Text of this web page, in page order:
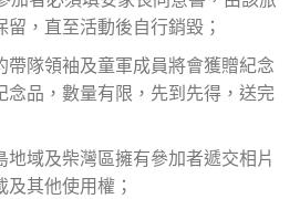
留，直至活動後自行銷毀；
帶隊領袖及童軍成員將會獲贈紀念
念品，數量有限，先到先得，送完
地域及柴灣區擁有參加者遞交相片
及其他使用權；